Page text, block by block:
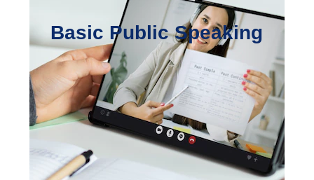
Basic Public Speaking